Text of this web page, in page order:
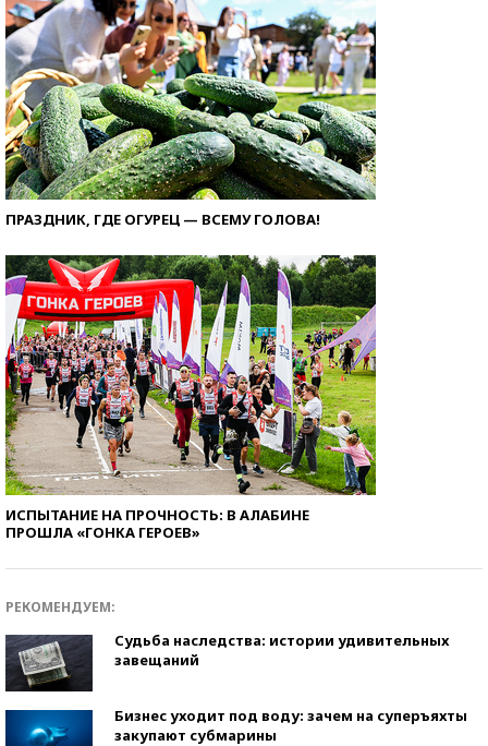
ПРАЗДНИК, ГДЕ ОГУРЕЦ — ВСЕМУ ГОЛОВА!
ИСПЫТАНИЕ НА ПРОЧНОСТЬ: В АЛАБИНЕ
ПРОШЛА «ГОНКА ГЕРОЕВ»
РЕКОМЕНДУЕМ:
Судьба наследства: истории удивительных
завещаний
Бизнес уходит под воду: зачем на суперъяхты
закупают субмарины